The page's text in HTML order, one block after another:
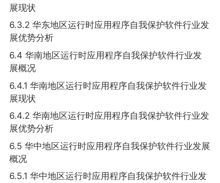
展现状
6.3.2 华东地区运行时应用程序自我保护软件行业发
展优势分析
6.4 华南地区运行时应用程序自我保护软件行业发
展概况
6.4.1 华南地区运行时应用程序自我保护软件行业发
展现状
6.4.2 华南地区运行时应用程序自我保护软件行业发
展优势分析
6.5 华中地区运行时应用程序自我保护软件行业发展
概况
6.5.1 华中地区运行时应用程序自我保护软件行业发